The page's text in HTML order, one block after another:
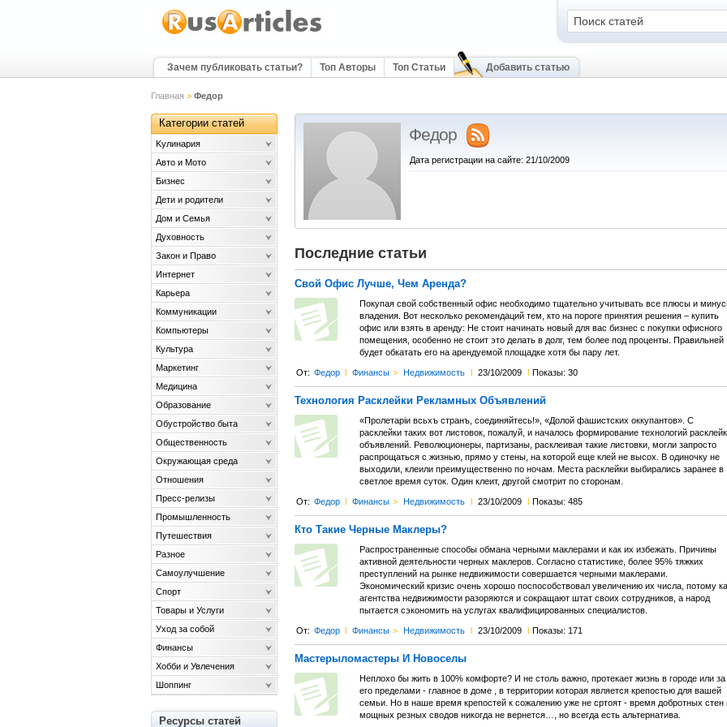
Зачем публиковать статьи? Топ Авторы Топ Статьи Добавить статью
Главная > Федор
Федор
Дата регистрации на сайте: 21/10/2009
Последние статьи
Свой Офис Лучше, Чем Аренда?
Покупая свой собственный офис необходимо тщательно учитывать все плюсы и
владения. Вот несколько рекомендаций тем, кто на пороге принятия решения – купить
офис или взять в аренду: Не стоит начинать новый для вас бизнес с покупки офисного
помещения, особенно не стоит это делать в долг, тем более под проценты. Правильней
будет обкатать его на арендуемой площадке хотя бы пару лет.
От: Федор l Финансы > Недвижимость l 23/10/2009 l Показы: 30
Технология Расклейки Рекламных Объявлений
«Пролетарiи всьхъ странъ, соединяйтесь!», «Долой фашистских оккупантов». С
расклейки таких вот листовок, пожалуй, и началось формирование технологий
объявлений. Революционеры, партизаны, расклеивая такие листовки, могли запросто
распрощаться с жизнью, прямо у стены, на которой еще клей не высох. В одиночку не
выходили, клеили преимущественно по ночам. Места расклейки выбирались заранее в
светлое время суток. Один клеит, другой смотрит по сторонам.
От: Федор l Финансы > Недвижимость l 23/10/2009 l Показы: 485
Кто Такие Черные Маклеры?
Распространенные способы обмана черными маклерами и как их избежать. Причины
активной деятельности черных маклеров. Согласно статистике, более 95% тяжких
преступлений на рынке недвижимости совершается черными маклерами.
Экономический кризис очень хорошо поспособствовал увеличению их числа, потому
агентства недвижимости разоряются и сокращают штат своих сотрудников, а народ
пытается сэкономить на услугах квалифицированных специалистов.
От: Федор l Финансы > Недвижимость l 23/10/2009 l Показы: 171
Мастерыломастеры И Новоселы
Неплохо бы жить в 100% комфорте? И не столь важно, протекает жизнь в городе или за
его пределами - главное в доме , в территории которая является крепостью для вашей
семьи. Но в наше время крепостей к сожалению уже не сртоят - время добротных стен
мощных резных сводов никогда не вернется…, но всегда есть альтернатива.
Категории статей
Kулинария
Авто и Мото
Бизнес
Дети и родители
Дом и Семья
Духовность
Закон и Право
Интернет
Карьера
Коммуникации
Компьютеры
Культура
Маркетинг
Медицина
Образование
Обустройство быта
Общественность
Окружающая среда
Отношения
Пресс-релизы
Промышленность
Путешествия
Разное
Самоулучшение
Спорт
Товары и Услуги
Уход за собой
Финансы
Хобби и Увлечения
Шоппинг
Ресурсы статей